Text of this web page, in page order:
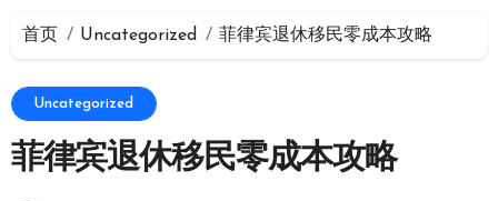
首页 Uncategorized 菲律宾退休移民零成本攻略
Uncategorized
菲律宾退休移民零成本攻略